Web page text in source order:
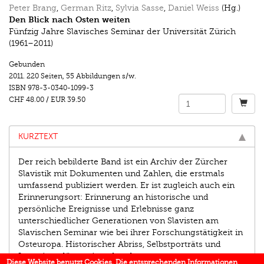
Peter Brang, German Ritz, Sylvia Sasse, Daniel Weiss (Hg.)
Den Blick nach Osten weiten
Fünfzig Jahre Slavisches Seminar der Universität Zürich
(1961–2011)
Gebunden
2011. 220 Seiten, 55 Abbildungen s/w.
ISBN 978-3-0340-1099-3
CHF 48.00 / EUR 39.50
KURZTEXT
Der reich bebilderte Band ist ein Archiv der Zürcher
Slavis­tik mit Dokumenten und Zahlen, die erstmals
umfassend publiziert werden. Er ist zugleich auch ein
Erinnerungsort: Erinnerung an historische und
persönliche Ereignisse und Erlebnisse ganz
unterschiedlicher Generationen von Slavisten am
Slavischen Seminar wie bei ihrer Forschungs­tätigkeit in
Osteuropa. Historischer Abriss, Selbstporträts und
Interviews lösen einander ab.
Diese Website benutzt Cookies. Die entsprechenden Informationen